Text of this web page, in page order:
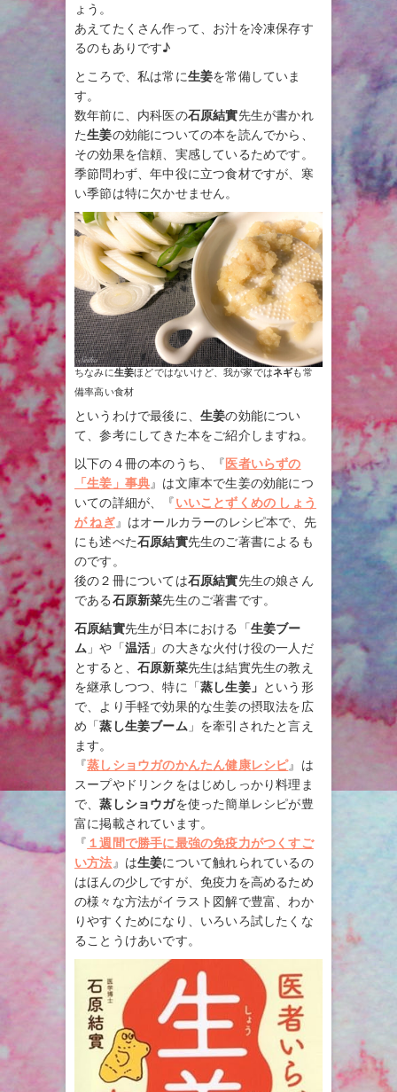
ょう。
あえてたくさん作って、お汁を冷凍保存す
るのもありです♪
ところで、私は常に生姜を常備していま
す。
数年前に、内科医の石原結實先生が書かれ
た生姜の効能についての本を読んでから、
その効果を信頼、実感しているためです。
季節問わず、年中役に立つ食材ですが、寒
い季節は特に欠かせません。
ちなみに生姜ほどではないけど、我が家ではネギも常
備率高い食材
というわけで最後に、 生姜の効能につい
て、参考にしてきた本をご紹介しますね。
以下の４冊の本のうち、『医者いらずの
「生姜」事典』は文庫本で生姜の効能につ
いての詳細が、『いいことずくめの しょう
が ねぎ』はオールカラーのレシピ本で、先
にも述べた石原結實先生のご著書によるも
のです。
後の２冊については石原結實先生の娘さん
である石原新菜先生のご著書です。
石原結實先生が日本における「生姜ブー
ム 」や「温活 」の大きな火付け役の一人だ
とすると、 石原新菜先生は結實先生の教え
を継承しつつ、特に「蒸し生姜」 という形
で、より手軽で効果的な生姜の摂取法を広
め「蒸し生姜ブーム 」を牽引されたと言え
ます。
『蒸しショウガのかんたん健康レシピ』は
スープやドリンクをはじめしっかり料理ま
で、蒸しショウガを使った簡単レシピが豊
富に掲載されています。
『 １週間で勝手に最強の免疫力がつくすご
い方法 』は生姜について触れられているの
はほんの少しですが、免疫力を高めるため
の様々な方法がイラスト図解で豊富、わか
りやすくためになり、いろいろ試したくな
ることうけあいです。